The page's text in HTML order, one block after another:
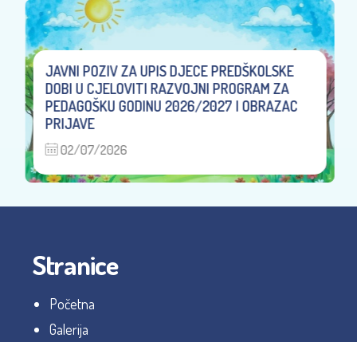
JAVNI POZIV ZA UPIS DJECE PREDŠKOLSKE
DOBI U CJELOVITI RAZVOJNI PROGRAM ZA
PEDAGOŠKU GODINU 2026/2027 I OBRAZAC
PRIJAVE
02/07/2026
Stranice
Početna
Galerija